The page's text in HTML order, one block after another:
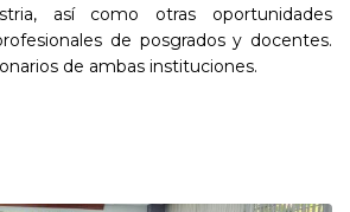
así como otras oportunidades
de posgrados y docentes.
de ambas instituciones.